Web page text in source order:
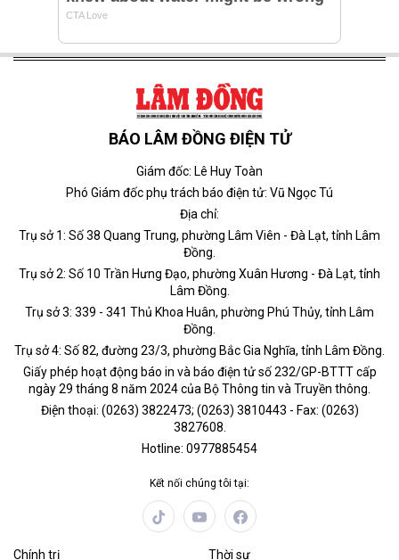
BÁO LÂM ĐỒNG ĐIỆN TỬ
Giám đốc: Lê Huy Toàn
Phó Giám đốc phụ trách báo điện tử: Vũ Ngọc Tú
Địa chỉ:
Trụ sở 1: Số 38 Quang Trung, phường Lâm Viên - Đà Lạt, tỉnh Lâm
Đồng.
Trụ sở 2: Số 10 Trần Hưng Đạo, phường Xuân Hương - Đà Lạt, tỉnh
Lâm Đồng.
Trụ sở 3: 339 - 341 Thủ Khoa Huân, phường Phú Thủy, tỉnh Lâm
Đồng.
Trụ sở 4: Số 82, đường 23/3, phường Bắc Gia Nghĩa, tỉnh Lâm Đồng.
Giấy phép hoạt động báo in và báo điện tử số 232/GP-BTTT cấp
ngày 29 tháng 8 năm 2024 của Bộ Thông tin và Truyền thông.
Điện thoại: (0263) 3822473; (0263) 3810443 - Fax: (0263)
3827608.
Hotline: 0977885454
Kết nối chúng tôi tại:
Chính trị Thời sự